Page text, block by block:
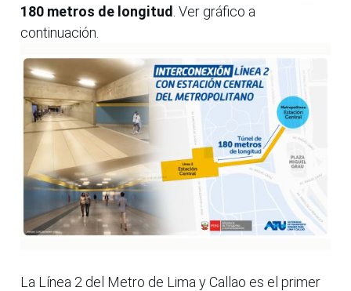
180 metros de longitud . Ver gráfico a
continuación.
La Línea 2 del Metro de Lima y Callao es el primer